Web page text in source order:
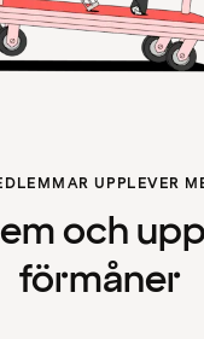
UPPLEVER
och
förmåner